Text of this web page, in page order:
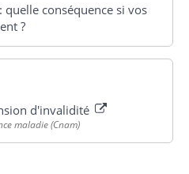
conséquence si vos
?
d'invalidité
maladie (Cnam)